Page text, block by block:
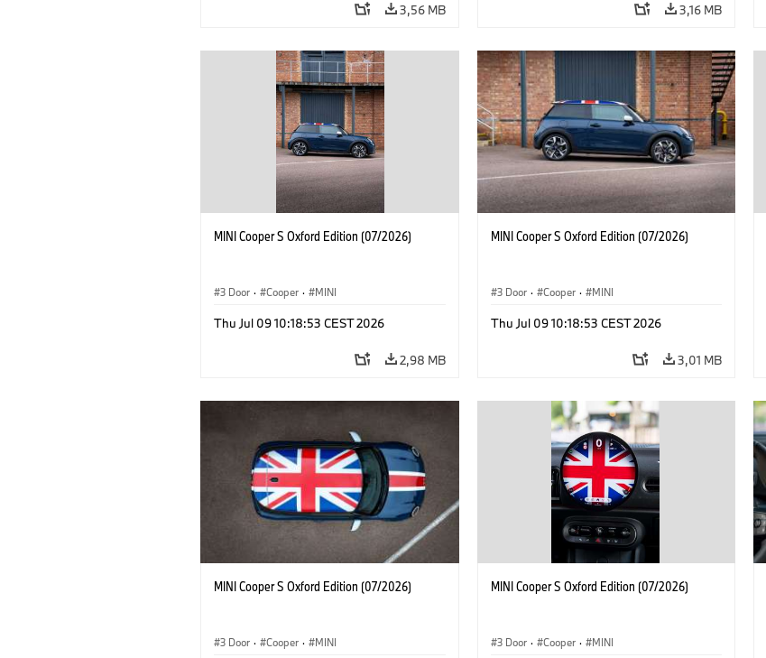
3,56 MB 3,16 MB
MINI Cooper S Oxford Edition (07/2026)
3 Door · Cooper · MINI
Thu Jul 09 10:18:53 CEST 2026
2,98 MB
MINI Cooper S Oxford Edition (07/2026)
3 Door · Cooper · MINI
Thu Jul 09 10:18:53 CEST 2026
3,01 MB
MINI Cooper S Oxford Edition (07/2026)
3 Door · Cooper · MINI
MINI Cooper S Oxford Edition (07/2026)
3 Door · Cooper · MINI